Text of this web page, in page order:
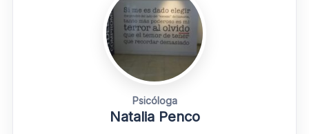
Psicóloga
Natalia Penco